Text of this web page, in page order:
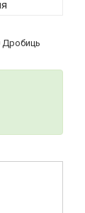
Дробиць